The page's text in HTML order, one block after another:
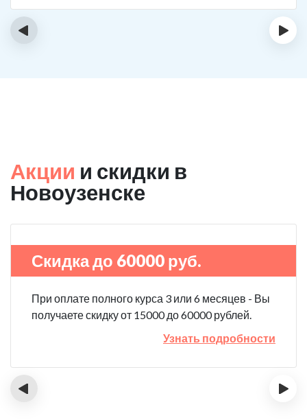
нарколог, мне сделали какую-то капельницу, после
для прохождения курса реабилитации, так я и сделал.
‹ ›
Акции и скидки в
Новоузенске
Скидка до 60000 руб.
При оплате полного курса 3 или 6 месяцев - Вы
получаете скидку от 15000 до 60000 рублей.
Узнать подробности
‹ ›